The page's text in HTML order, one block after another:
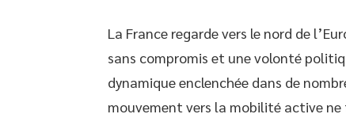
La France regarde vers le nord de
sans compromis et une volonté
dynamique enclenchée dans de
mouvement vers la mobilité active ne